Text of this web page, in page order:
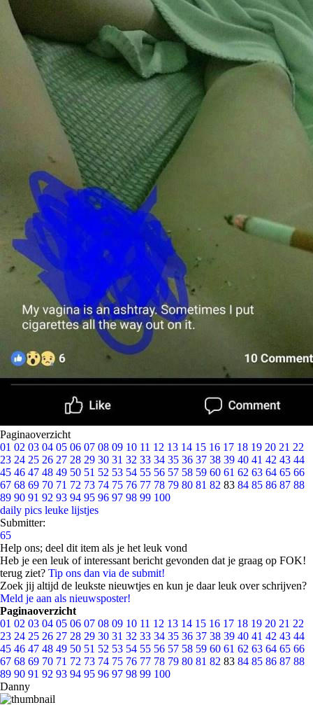
Paginaoverzicht
01 02 03 04 05 06 07 08 09 10 11 12 13 14 15 16 17 18 19 20 21 22
23 24 25 26 27 28 29 30 31 32 33 34 35 36 37 38 39 40 41 42 43 44
45 46 47 48 49 50 51 52 53 54 55 56 57 58 59 60 61 62 63 64 65 66
67 68 69 70 71 72 73 74 75 76 77 78 79 80 81 82 83 84 85 86 87 88
89 90 91 92 93 94 95 96 97 98 99 100
daily pics leuke lijstjes
Submitter:
65
Help ons; deel dit item als je het leuk vond
Heb je een leuk of interessant bericht gevonden dat je graag op FOK!
terug ziet? Tip ons dan via de submit!
Zoek jij altijd de leukste nieuwtjes en kun je daar leuk over schrijven?
Meld je aan als nieuwsposter!
Paginaoverzicht
01 02 03 04 05 06 07 08 09 10 11 12 13 14 15 16 17 18 19 20 21 22
23 24 25 26 27 28 29 30 31 32 33 34 35 36 37 38 39 40 41 42 43 44
45 46 47 48 49 50 51 52 53 54 55 56 57 58 59 60 61 62 63 64 65 66
67 68 69 70 71 72 73 74 75 76 77 78 79 80 81 82 83 84 85 86 87 88
89 90 91 92 93 94 95 96 97 98 99 100
Danny